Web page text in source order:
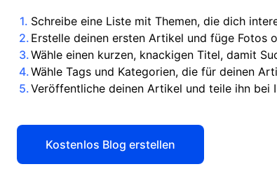
Schreibe eine Liste mit Themen, die dich
Erstelle deinen ersten Artikel und füge Fotos
Wähle einen kurzen, knackigen Titel, damit
Wähle Tags und Kategorien, die für deinen
Veröffentliche deinen Artikel und teile ihn bei
Kostenlos Blog erstellen